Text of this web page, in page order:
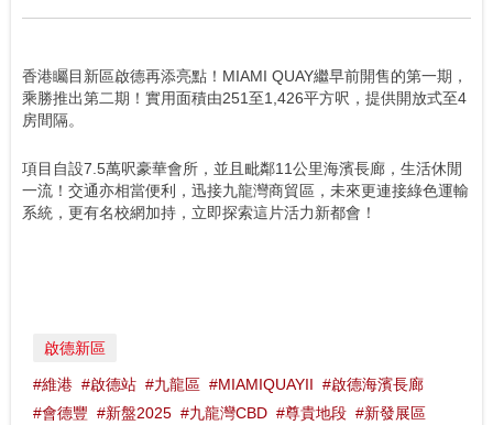
香港矚目新區啟德再添亮點！MIAMI QUAY繼早前開售的第一期，
乘勝推出第二期！實用面積由251至1,426平方呎，提供開放式至4
房間隔。
項目自設7.5萬呎豪華會所，並且毗鄰11公里海濱長廊，生活休閒
一流！交通亦相當便利，迅接九龍灣商貿區，未來更連接綠色運輸
系統，更有名校網加持，立即探索這片活力新都會！
啟德新區
#維港 #啟德站 #九龍區 #MIAMIQUAYII #啟德海濱長廊
#會德豐 #新盤2025 #九龍灣CBD #尊貴地段 #新發展區